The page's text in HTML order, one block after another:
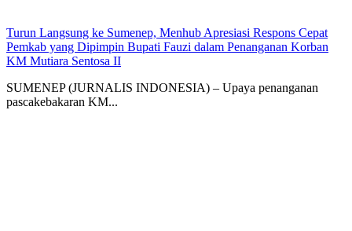
Turun Langsung ke Sumenep, Menhub Apresiasi Respons Cepat
Pemkab yang Dipimpin Bupati Fauzi dalam Penanganan Korban
KM Mutiara Sentosa II
SUMENEP (JURNALIS INDONESIA) – Upaya penanganan
pascakebakaran KM...